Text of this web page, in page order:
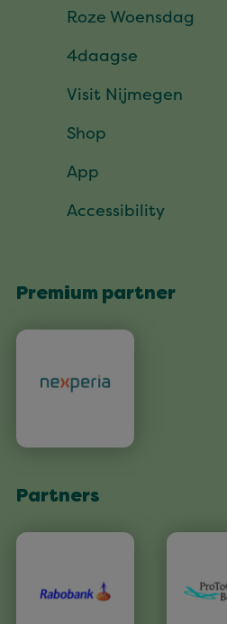
Roze Woensdag
4daagse
Visit Nijmegen
Shop
App
Accessibility
Premium partner
Partners